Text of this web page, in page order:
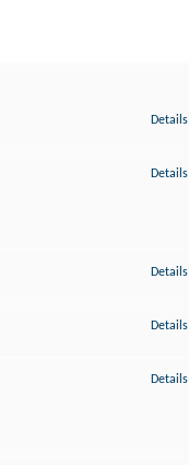
Details
Details
Details
Details
Details